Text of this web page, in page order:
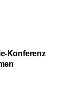
Konferenz